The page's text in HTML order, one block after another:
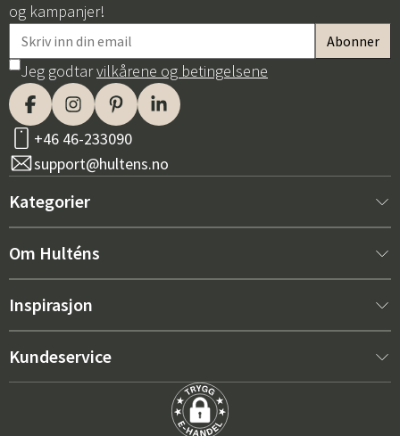
og kampanjer!
Jeg godtarvilkårene og betingelsene
+46 46-233090
support@hultens.no
Kategorier
Nytt hos oss
Innredning
Om Hulténs
Om Hulténs
Salgsavdeling
Inspirasjon
Bestselger
Kundeservice